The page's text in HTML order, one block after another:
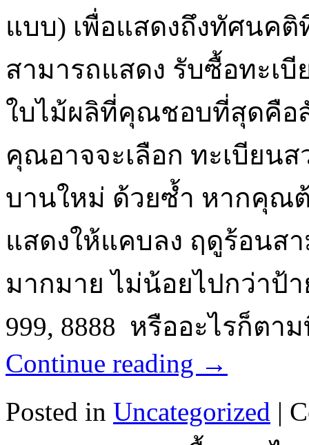
แบบ) เพื่อแสดงถึงทัศนค
สามารถแสดง รับซื้อทะเ
ใบไม้ผลิที่คุณชอบที่สุดคือ
คุณอาจจะเลือก ทะเบียนส
บานใหม่ ด้วยซ้ำ หากคุณ
แสดงให้แคบลง ฤดูร้อนส
มากมาย ไม่น้อยไปกว่าป้
999, 8888 หรืออะไรก็ต
Continue reading →
Posted in Uncategorized |